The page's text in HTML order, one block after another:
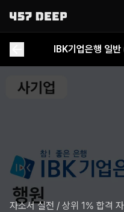
IBK기업은행 일
자소서 실전 / 상위 1% 합격